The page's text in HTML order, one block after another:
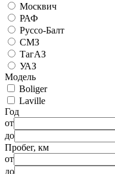
Москвич
РАФ
Руссо-Балт
СМЗ
ТагАЗ
УАЗ
Модель
Boliger
Laville
Год
от
до
Пробег, км
от
до